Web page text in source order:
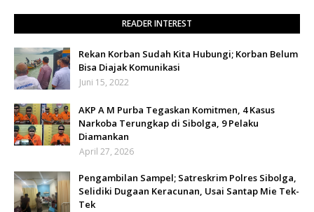
READER INTEREST
Rekan Korban Sudah Kita Hubungi; Korban Belum
Bisa Diajak Komunikasi
Juni 15, 2022
AKP A M Purba Tegaskan Komitmen, 4 Kasus
Narkoba Terungkap di Sibolga, 9 Pelaku
Diamankan
April 27, 2026
Pengambilan Sampel; Satreskrim Polres Sibolga,
Selidiki Dugaan Keracunan, Usai Santap Mie Tek-
Tek